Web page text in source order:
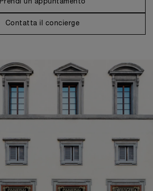
Prendi un appuntamento
Contatta il concierge